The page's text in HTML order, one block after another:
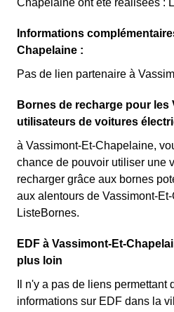
Chapelaine ont été réalisées :
Informations
Chapelaine :
Pas de lien partenaire à
Bornes de recharge pour les
utilisateurs de voitures
à Vassimont-Et-Chapelaine,
chance de pouvoir utiliser une
recharger grâce aux bornes
aux alentours de Vassimont-
ListeBornes.
EDF à Vassimont-Et-
plus loin
Il n'y a pas de liens
informations sur EDF dans la